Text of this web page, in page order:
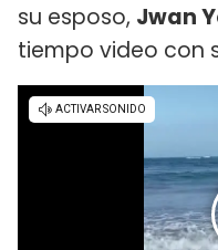
su esposo, Jwan
tiempo video con